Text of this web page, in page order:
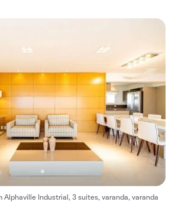
Alphaville Industrial, 3 suítes, varanda, varanda